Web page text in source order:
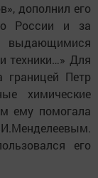
дополнил его
России и за
выдающимися
техники…» Для
границей Петр
химические
ему помогала
его